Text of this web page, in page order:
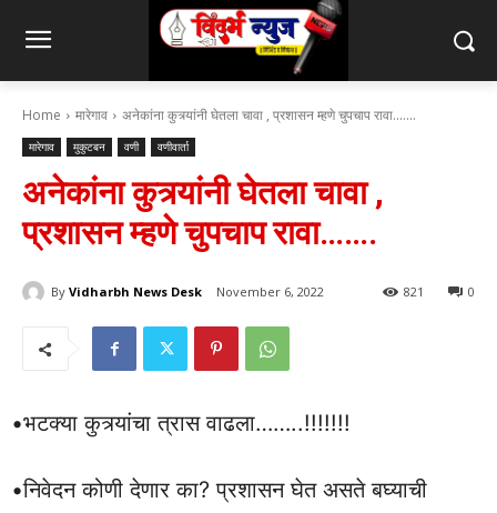
Home मारेगाव अनेकांना कुत्र्यांनी घेतला चावा , प्रशासन म्हणे चुपचाप रावा.......
मारेगाव मुकुटबन वणी वणीवार्ता
अनेकांना कुत्र्यांनी घेतला चावा ,
प्रशासन म्हणे चुपचाप रावा…….
By Vidharbh News Desk November 6, 2022 0
821
•भटक्या कुत्र्यांचा त्रास वाढला……..!!!!!!!
•निवेदन कोणी देणार का? प्रशासन घेत असते बघ्याची